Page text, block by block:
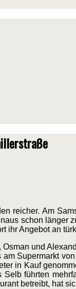
reicher. Am
schon länger
ihr Angebot an
Osman und
Supermarkt
in Kauf
führten
betreibt, hat